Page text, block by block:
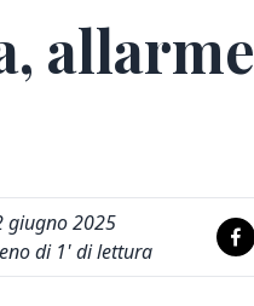
allarme
giugno 2025
di 1' di lettura